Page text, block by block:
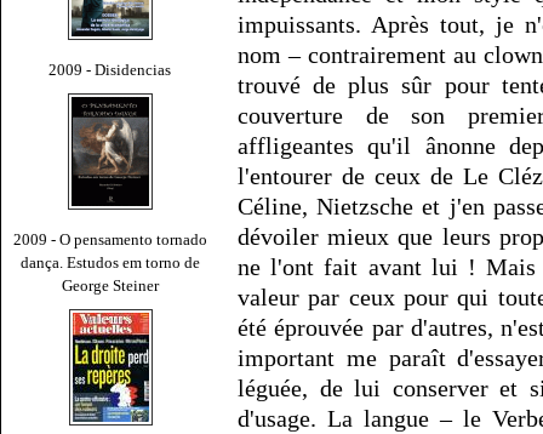
2009 - Disidencias
2009 - O pensamento tornado
dança. Estudos em torno de
George Steiner
impuissants. Après tout, je
nom – contrairement au
trouvé de plus sûr pour
couverture de son
affligeantes qu'il ânonne
l'entourer de ceux de Le
Céline, Nietzsche et j'en
dévoiler mieux que leurs
ne l'ont fait avant lui ! Mais
valeur par ceux pour qui
été éprouvée par d'autres,
important me paraît
léguée, de lui conserver et
d'usage. La langue – le